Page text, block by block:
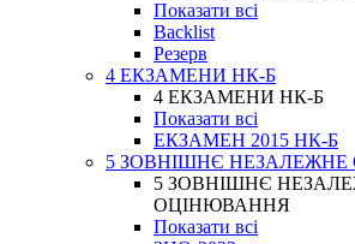
Показати всі
Backlist
Резерв
4 ЕКЗАМЕНИ НК-Б
4 ЕКЗАМЕНИ НК-Б
Показати всі
ЕКЗАМЕН 2015 НК-Б
5 ЗОВНІШНЄ
5 ЗОВНІШНЄ
ОЦІНЮВАННЯ
Показати всі